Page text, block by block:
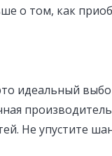
о том, как
идеальный
Не упустите